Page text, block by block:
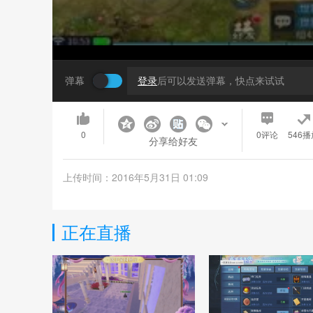
弹幕 登录后可以发送弹幕，快点来试试
0 分享给好友 0评论 546播
上传时间：2016年5月31日 01:09
正在直播